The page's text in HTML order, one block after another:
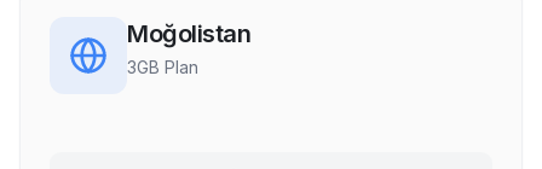
Moğolistan
3GB Plan